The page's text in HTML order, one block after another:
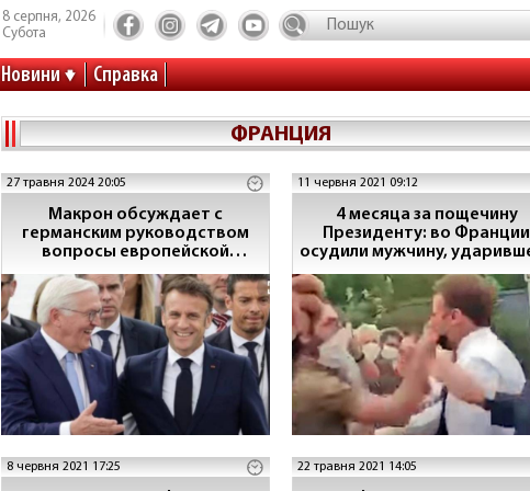
8 серпня, 2026
Субота
Новини Справка
ФРАНЦИЯ
27 травня 2024 20:05
Макрон обсуждает с
германским руководством
вопросы европейской
безопасности
11 червня 2021 09:12
4 месяца за пощечину
Президенту: во Франции
осудили мужчину,
Макрона
8 червня 2021 17:25 22 травня 2021 14:05